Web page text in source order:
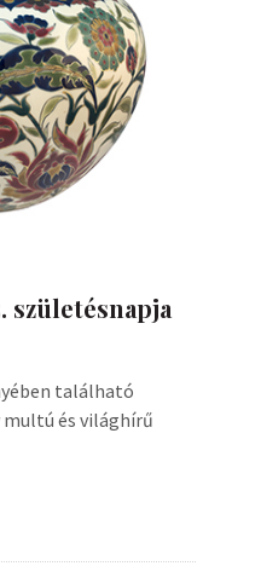
születésnapja
található
és világhírű